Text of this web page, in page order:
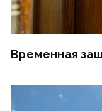
Временная